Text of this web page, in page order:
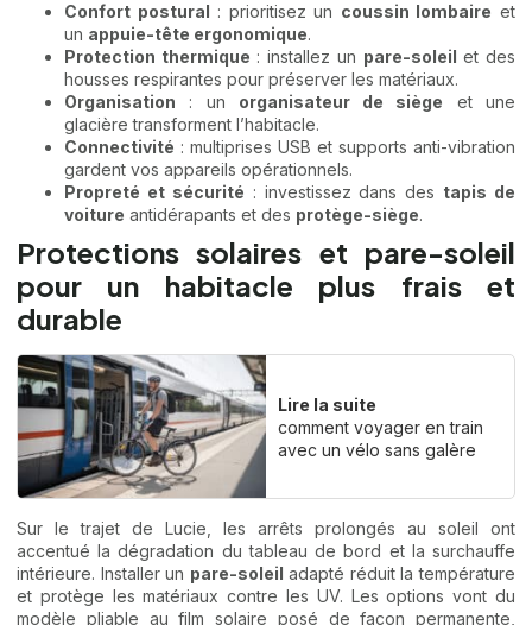
Confort postural
: prioritisez un coussin lombaire et
un appuie-tête ergonomique.
Protection thermique : installez un pare-soleil et des
housses respirantes pour préserver les matériaux.
Organisation : un organisateur de siège et une
glacière transforment l’habitacle.
Connectivité : multiprises USB et supports anti-vibration
gardent vos appareils opérationnels.
Propreté et sécurité : investissez dans des tapis de
voiture antidérapants et des protège-siège.
Protections solaires et pare-soleil
pour un habitacle plus frais et
durable
Lire la suite
comment voyager en train
avec un vélo sans galère
Sur le trajet de Lucie, les arrêts prolongés au soleil ont
accentué la dégradation du tableau de bord et la surchauffe
intérieure. Installer un pare-soleil adapté réduit la température
et protège les matériaux contre les UV. Les options vont du
modèle pliable au film solaire posé de façon permanente,